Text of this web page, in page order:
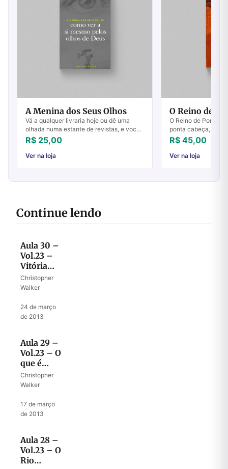
A Menina dos Seus Olhos
Vá a qualquer livraria hoje ou dê uma
olhada numa estante de revistas, e você
encontrará os seguintes temas entre os
títulos: descubra o seu potencial, o seg...
R$ 25,00
Ver na loja
O Reino de
O Reino de Ponta
ponta cabeça, de
ao contrário,
revolucionário!
histórica e ...
R$ 45,00
Ver na loja
Continue lendo
Aula 30 –
Vol.23 –
Vitória
definitiva
sobre a
Christopher
Walker
24 de março
de 2013
Aula 29 –
Vol.23 – O
que é
passar o
Jordão?
Christopher
Walker
17 de março
de 2013
Aula 28 –
Vol.23 – O
Rio